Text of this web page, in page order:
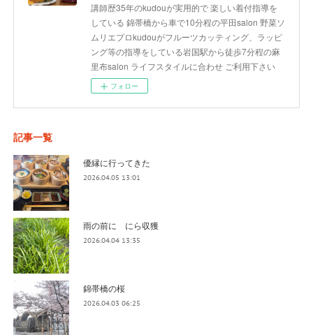
講師歴35年のkudouが実用的で 楽しい着付指導を
している 錦帯橋から車で10分程の平田salon 野菜ソ
ムリエプロkudouがフルーツカッティング、ラッピ
ング等の指導をしている岩国駅から徒歩7分程の麻
里布salon ライフスタイルに合わせ ご利用下さい
フォロー
記事一覧
優縁に行ってきた
2026.04.05 13:01
雨の前に にら収獲
2026.04.04 13:35
錦帯橋の桜
2026.04.03 06:25